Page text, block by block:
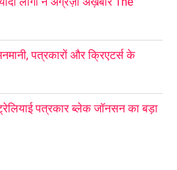
पत्रकारों और क्रिएटर्स के
पत्रकार ब्लेक जॉनसन का बड़ा